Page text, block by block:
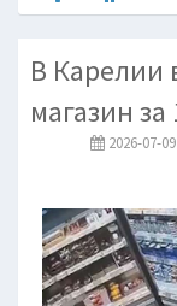
В Карелии
магазин за
2026-07-